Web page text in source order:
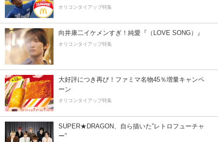
オリコンタイアップ特集
向井康二イケメンすぎ！純愛『（LOVE SONG）』
オリコンタイアップ特集
大好評につき再び！ファミマ名物45％増量キャンペ
ーン
オリコンタイアップ特集
SUPER★DRAGON、自ら描いた”レトロフューチャ
ー”